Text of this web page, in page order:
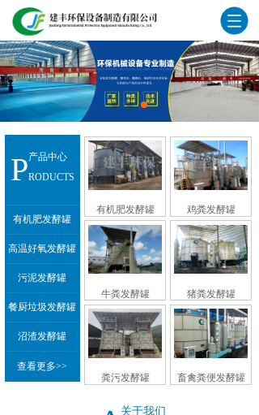
产品中心
PRODUCTS
有机肥发酵罐
高温好氧发酵罐
污泥发酵罐
餐厨垃圾发酵罐
沼渣发酵罐
查看更多>>
有机肥发酵罐 鸡粪发酵罐
牛粪发酵罐 猪粪发酵罐
粪污发酵罐 畜禽粪便发酵罐
关于我们